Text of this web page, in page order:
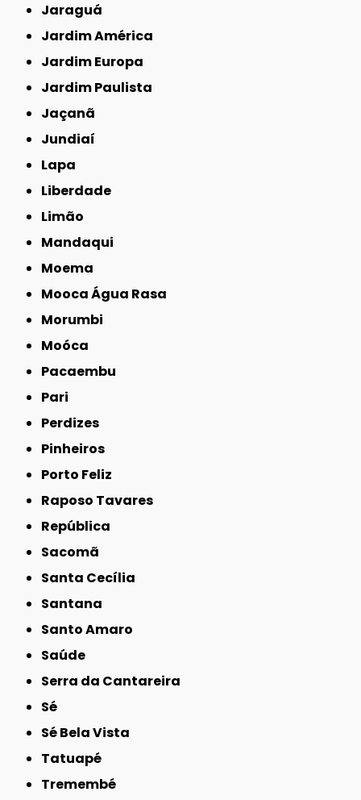
Jaraguá
Jardim América
Jardim Europa
Jardim Paulista
Jaçanã
Jundiaí
Lapa
Liberdade
Limão
Mandaqui
Moema
Mooca Água Rasa
Morumbi
Moóca
Pacaembu
Pari
Perdizes
Pinheiros
Porto Feliz
Raposo Tavares
República
Sacomã
Santa Cecília
Santana
Santo Amaro
Saúde
Serra da Cantareira
Sé
Sé Bela Vista
Tatuapé
Tremembé